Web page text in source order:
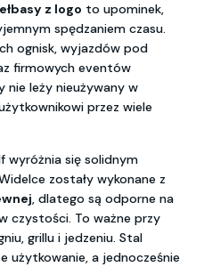
z logo to upominek,
spędzaniem czasu.
ognisk, wyjazdów pod
firmowych eventów
leży nieużywany w
przez wiele
wyróżnia się solidnym
zostały wykonane z
, dlatego są odporne na
czystości. To ważne przy
grillu i jedzeniu. Stal
użytkowanie, a jednocześnie